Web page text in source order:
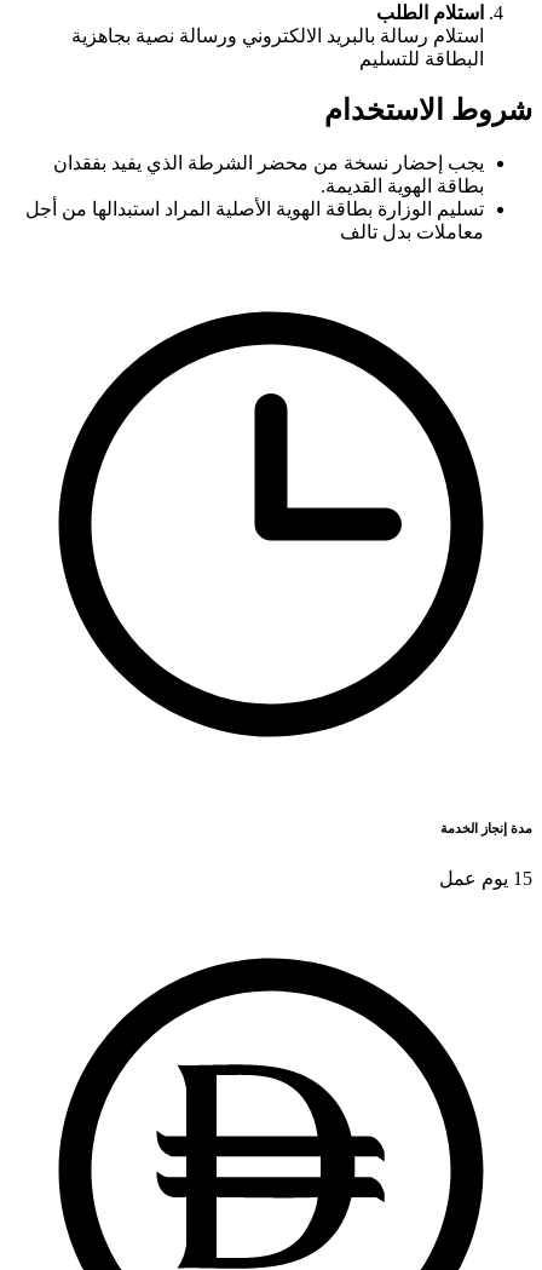
استلام الطلب
استلام رسالة بالبريد الالكتروني ورسالة نصية بجاهزية
البطاقة للتسليم
شروط الاستخدام
يجب إحضار نسخة من محضر الشرطة الذي يفيد بفقدان
بطاقة الهوية القديمة.
تسليم الوزارة بطاقة الهوية الأصلية المراد استبدالها من أجل
معاملات بدل تالف
مدة إنجاز الخدمة
15 يوم عمل